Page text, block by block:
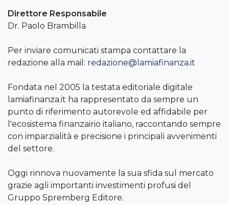
Direttore Responsabile
Dr. Paolo Brambilla
Per inviare comunicati stampa contattare la
redazione alla mail: redazione@lamiafinanza.it
Fondata nel 2005 la testata editoriale digitale
lamiafinanza.it ha rappresentato da sempre un
punto di riferimento autorevole ed affidabile per
l'ecosistema finanzairio italiano, raccontando sempre
con imparzialità e precisione i principali avvenimenti
del settore.
Oggi rinnova nuovamente la sua sfida sul mercato
grazie agli importanti investimenti profusi del
Gruppo Spremberg Editore.